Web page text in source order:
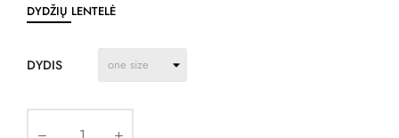
DYDŽIŲ LENTELĖ
DYDIS